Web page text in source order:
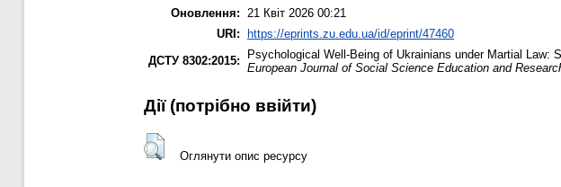
Оновлення:
21 Квіт 2026 00:21
URI: https://eprints.zu.edu.ua/id/eprint/47460
ДСТУ 8302:2015:
Psychological Well-Being of Ukrainians under Martial
European Journal of Social Science Education and
Дії ​​(потрібно ввійти)
Оглянути опис ресурсу